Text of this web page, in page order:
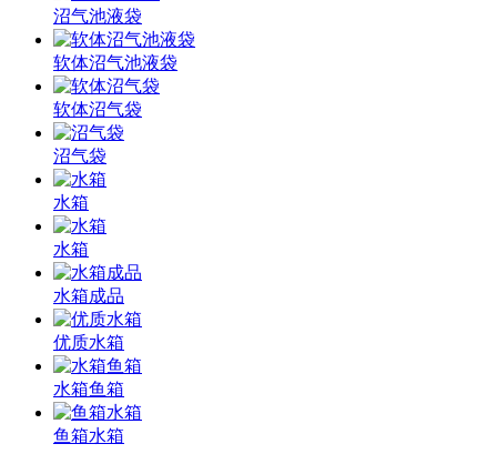
沼气池液袋
软体沼气池液袋
软体沼气袋
沼气袋
水箱
水箱
水箱成品
优质水箱
水箱鱼箱
鱼箱水箱